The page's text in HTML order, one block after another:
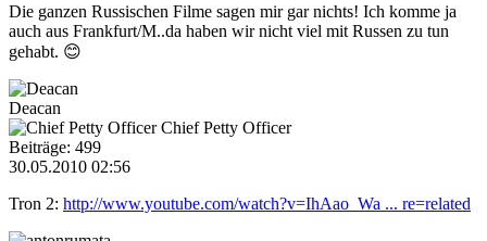
Die ganzen Russischen Filme sagen mir gar nichts! Ich komme ja
auch aus Frankfurt/M..da haben wir nicht viel mit Russen zu tun
gehabt. 😊
Deacan
Chief Petty Officer
Beiträge: 499
30.05.2010 02:56
Tron 2: http://www.youtube.com/watch?v=IhAao_Wa ... re=related